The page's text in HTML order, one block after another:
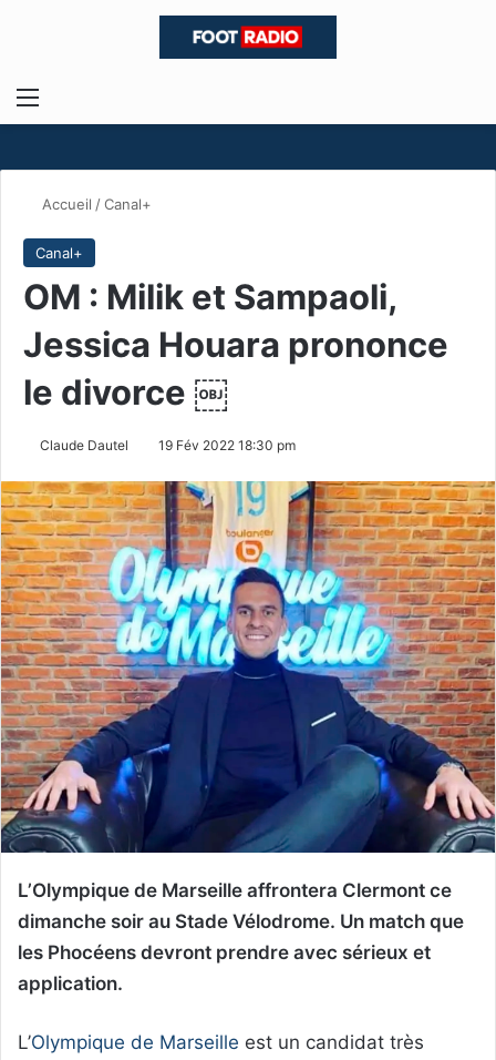
Menu
Accueil /Canal+
Canal+
OM : Milik et Sampaoli,
Jessica Houara prononce
le divorce ￼
Claude Dautel 19 Fév 2022 18:30 pm
L’Olympique de Marseille affrontera Clermont ce
dimanche soir au Stade Vélodrome. Un match que
les Phocéens devront prendre avec sérieux et
application.
L’Olympique de Marseille est un candidat très